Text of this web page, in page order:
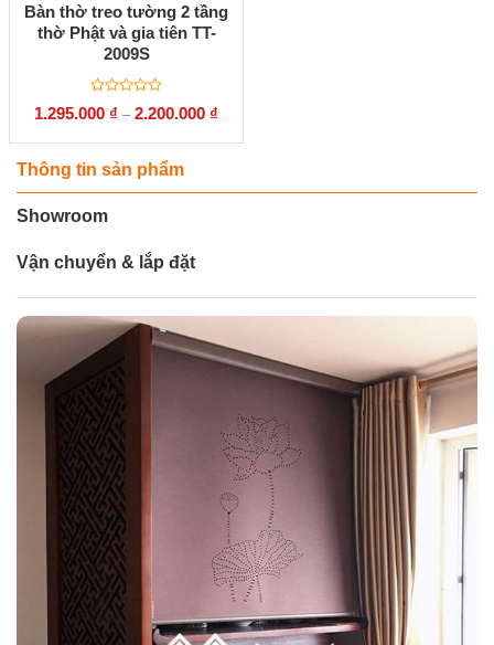
Bàn thờ treo tường 2 tầng
thờ Phật và gia tiên TT-
2009S
Được
xếp
5
sao
1.295.000 ₫ – 2.200.000 ₫
Thông tin sản phẩm
Showroom
Vận chuyển & lắp đặt